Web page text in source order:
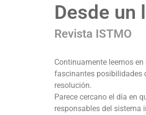
Desde un
Revista ISTMO
Continuamente leemos
fascinantes posibilidades
resolución.
Parece cercano el día en
responsables del sistema